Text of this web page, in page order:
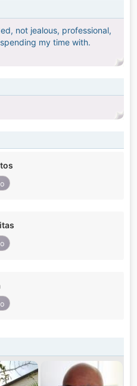
not jealous, professional,
my time with.